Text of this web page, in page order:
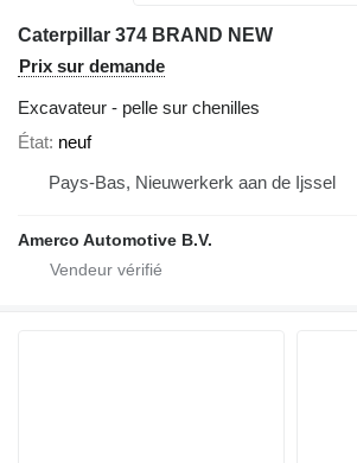
Caterpillar 374 BRAND NEW
Prix sur demande
Excavateur - pelle sur chenilles
État neuf
Pays-Bas, Nieuwerkerk aan de Ijssel
Amerco Automotive B.V.